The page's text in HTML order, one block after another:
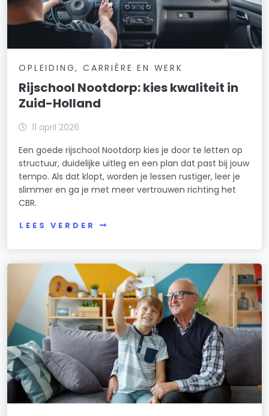
OPLEIDING, CARRIÈRE EN WERK
Rijschool Nootdorp: kies kwaliteit in
Zuid-Holland
11 april 2026
Een goede rijschool Nootdorp kies je door te letten op
structuur, duidelijke uitleg en een plan dat past bij jouw
tempo. Als dat klopt, worden je lessen rustiger, leer je
slimmer en ga je met meer vertrouwen richting het
CBR.
LEES VERDER